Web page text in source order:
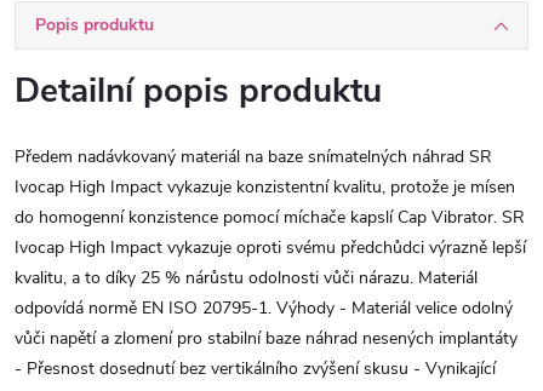
Popis produktu
Detailní popis produktu
Předem nadávkovaný materiál na baze snímatelných náhrad SR
Ivocap High Impact vykazuje konzistentní kvalitu, protože je mísen
do homogenní konzistence pomocí míchače kapslí Cap Vibrator. SR
Ivocap High Impact vykazuje oproti svému předchůdci výrazně lepší
kvalitu, a to díky 25 % nárůstu odolnosti vůči nárazu. Materiál
odpovídá normě EN ISO 20795-1. Výhody - Materiál velice odolný
vůči napětí a zlomení pro stabilní baze náhrad nesených implantáty
- Přesnost dosednutí bez vertikálního zvýšení skusu - Vynikající